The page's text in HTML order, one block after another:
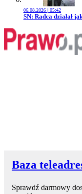
06.08.2026 | 05:42
Przejdź do artykułu:
SN: Radca działał
Baza
Sprawdź darmowy